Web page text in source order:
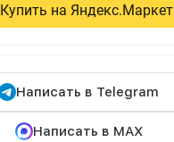
Купить на Яндекс.Маркет
Написать в Telegram
Написать в MAX